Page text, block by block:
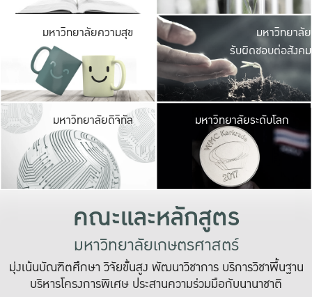
มหาวิทยาลัยความสุข มหาวิ
ค
เปิดประ
และพบเรื่องราวใ
มหาวิทยาลัย
รับผิดชอบต่อสังคม
มหาวิทยาลัยดิจิทัล มหาวิ
เปลี่ยนแปลง แล
เพื่อทำง
ระบบสารสนเทศ
มหาวิทยาลัยระดับโลก
คณะและหลักสูตร
มหาวิทยาลัยเกษตรศาสตร์
มุ่งเน้นบัณฑิตศึกษา วิจัยขั้นสูง พัฒนาวิชาการ บริการวิชาพื้นฐาน
บริหารโครงการพิเศษ ประสานความร่วมมือกับนานาชาติ